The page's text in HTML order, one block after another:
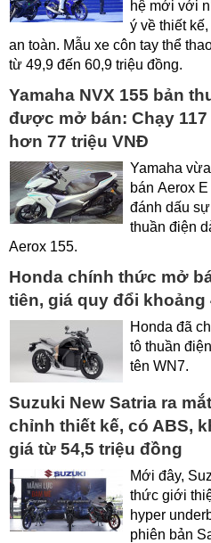
hệ mới với
ý về thiết
an toàn. Mẫu xe côn tay thể
từ 49,9 đến 60,9 triệu đồng.
Yamaha NVX 155 bản
được mở bán: Chạy
hơn 77 triệu VNĐ
Yamaha
bán Aerox
đánh dấu
thuần điện
Aerox 155.
Honda chính thức mở
tiên, giá quy đổi khoảng
Honda đã
tô thuần
tên WN7.
Suzuki New Satria ra
chỉnh thiết kế, có ABS,
giá từ 54,5 triệu đồng
Mới đây,
thức giới
hyper
phiên bản